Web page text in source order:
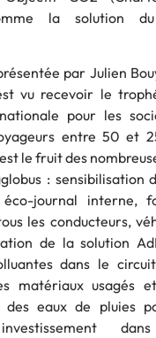
la solution
par Julien
vu recevoir le
pour les
entre 50 et
le fruit des
: sensibilisation
journal interne,
les conducteurs,
de la solution
dans le
matériaux usagés
des eaux de pluies